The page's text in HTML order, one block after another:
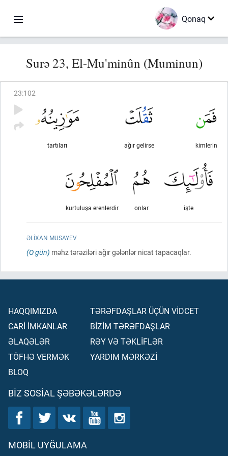
Qonaq
Surə 23, El-Mu'minûn (Muminun)
23:102
kimlerin
ağır gelirse
tartıları
işte
onlar
kurtuluşa erenlerdir
ƏLIXAN MUSAYEV
(O gün) məhz tərəziləri ağır gələnlər nicat tapacaqlar.
HAQQIMIZDA
CARİ İMKANLAR
ƏLAQƏLƏR
TÖFHƏ VERMƏK
BLOQ
TƏRƏFDAŞLAR ÜÇÜN VİDCET
BİZİM TƏRƏFDAŞLAR
RƏY VƏ TƏKLİFLƏR
YARDIM MƏRKƏZİ
BIZ SOSIAL ŞƏBƏKƏLƏRDƏ
MOBIL UYĞULAMA